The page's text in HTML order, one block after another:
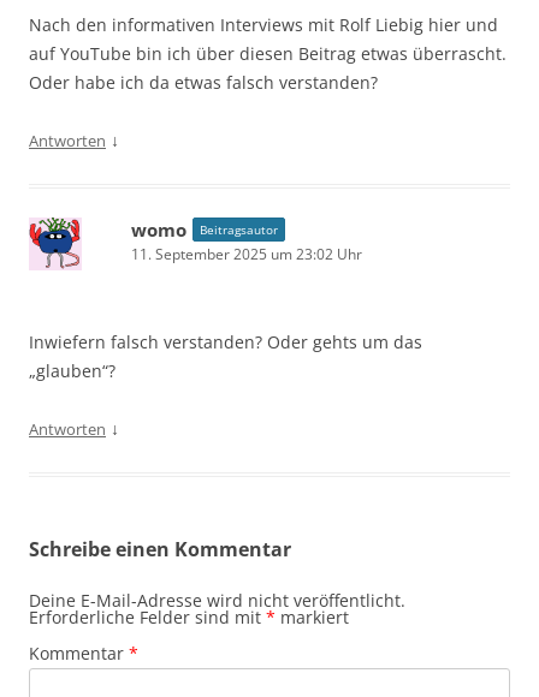
Nach den informativen Interviews mit Rolf Liebig hier und
auf YouTube bin ich über diesen Beitrag etwas überrascht.
Oder habe ich da etwas falsch verstanden?
Antworten ↓
womo Beitragsautor
11. September 2025 um 23:02 Uhr
Inwiefern falsch verstanden? Oder gehts um das
„glauben“?
Antworten ↓
Schreibe einen Kommentar
Deine E-Mail-Adresse wird nicht veröffentlicht.
Erforderliche Felder sind mit * markiert
Kommentar *